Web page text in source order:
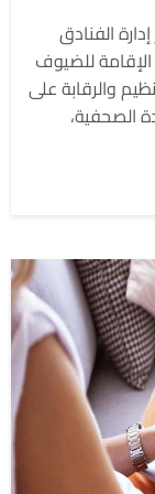
الفنادق
للضيوف
والرقابة على
الصحفية،